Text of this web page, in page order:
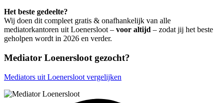
Het beste gedeelte?
Wij doen dit compleet gratis & onafhankelijk van alle
mediatorkantoren uit Loenersloot – voor altijd – zodat jij het beste
geholpen wordt in 2026 en verder.
Mediator Loenersloot gezocht?
Mediators uit Loenersloot vergelijken